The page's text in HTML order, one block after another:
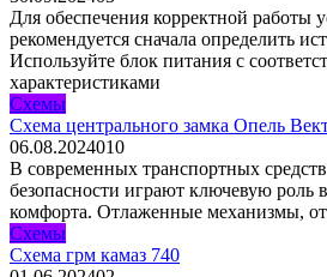
Для обеспечения корректной работы
рекомендуется сначала определить
Используйте блок питания с
характеристиками
Схемы
Схема центрального замка Опель
06.08.2024010
В современных транспортных
безопасности играют ключевую роль
комфорта. Отлаженные механизмы,
Схемы
Схема грм камаз 740